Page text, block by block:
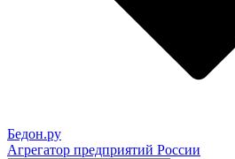
Бедон.ру
Агрегатор предприятий России